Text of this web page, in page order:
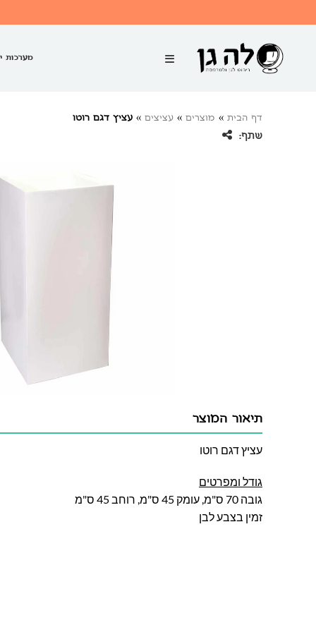
מערכות
דף הבית » מוצרים » עציצים » עציץ דגם רוטו
שתף:
תיאור המוצר
עציץ דגם רוטו
גודל ומפרטים
גובה 70 ס"מ, עומק 45 ס"מ, רוחב 45 ס"מ
זמין בצבע לבן